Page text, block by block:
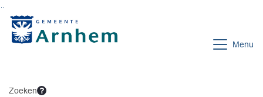
Menu
Zoeken